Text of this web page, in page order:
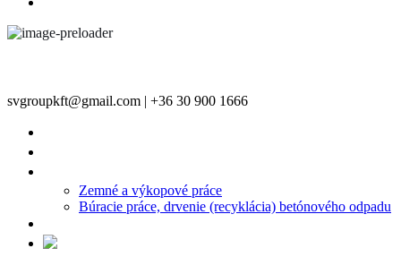
svgroupkft@gmail.com | +36 30 900 1666
Zemné a výkopové práce
Búracie práce, drvenie (recyklácia) betónového odpadu